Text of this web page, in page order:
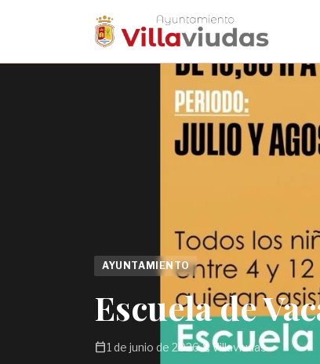
AYUNTAMIENTO
Escuela de
calendar_today1 de junio de 2026personVillaviudas